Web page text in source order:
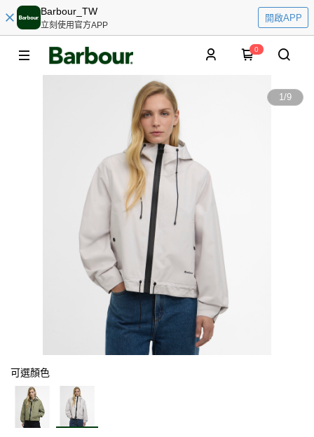
Barbour_TW
立刻使用官方APP
開啟APP
0
1/9
可選顏色